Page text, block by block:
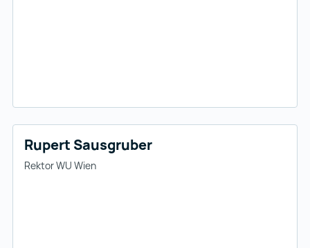
Rupert Sausgruber
Rektor WU Wien